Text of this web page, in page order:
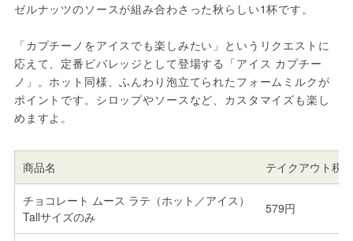
ゼルナッツのソースが組み合わさった秋らしい1杯です。
「カプチーノをアイスでも楽しみたい」というリクエストに
応えて、定番ビバレッジとして登場する「アイス カプチー
ノ」。ホット同様、ふんわり泡立てられたフォームミルクが
ポイントです。シロップやソースなど、カスタマイズも楽し
めますよ。
商品名 テイクアウト税
チョコレート ムース ラテ（ホット／アイス）
Tallサイズのみ
579円